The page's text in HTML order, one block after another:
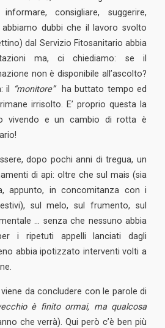
consigliare, suggerire,
dubbi che il lavoro svolto
dal Servizio Fitosanitario abbia
ma, ci chiediamo: se il
non è disponibile all’ascolto?
il
“monitore”
ha buttato tempo ed
irrisolto. E’ proprio questa la
vivendo e un cambio di rotta è
dopo pochi anni di tregua, un
di api: oltre che sul mais (sia
appunto, in concomitanza con i
sul melo, sul frumento, sul
… senza che nessuno abbia
i ripetuti appelli lanciati dagli
abbia ipotizzato interventi volti a
da concludere con le parole di
è finito ormai, ma qualcosa
che verrà). Qui però c’è ben più